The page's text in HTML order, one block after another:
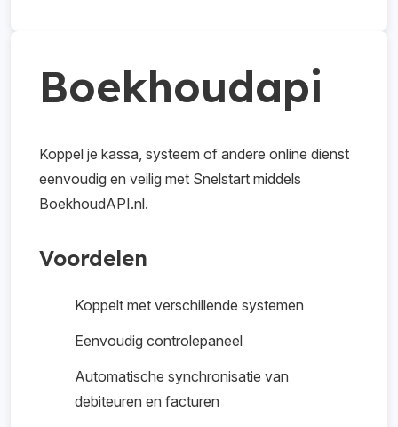
Boekhoudapi
Koppel je kassa, systeem of andere online dienst
eenvoudig en veilig met Snelstart middels
BoekhoudAPI.nl.
Voordelen
Koppelt met verschillende systemen
Eenvoudig controlepaneel
Automatische synchronisatie van
debiteuren en facturen